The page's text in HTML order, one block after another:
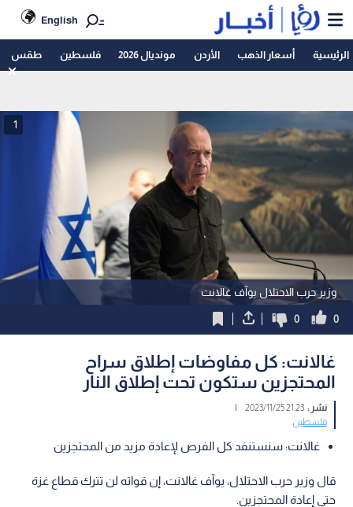
English
الرئيسية أسعار الذهب الأردن مونديال 2026 فلسطين طقس
وزير حرب الاحتلال يوآف غالانت
1
0
0
غالانت: كل مفاوضات إطلاق سراح
المحتجزين ستكون تحت إطلاق النار
نشر :21:23 2023/11/25
|
فلسطين
غالانت: سنستنفد كل الفرص لإعادة مزيد من المحتجزين
قال وزير حرب الاحتلال، يوآف غالانت، إن قواته لن تترك قطاع غزة
حتى إعادة المحتجزين.